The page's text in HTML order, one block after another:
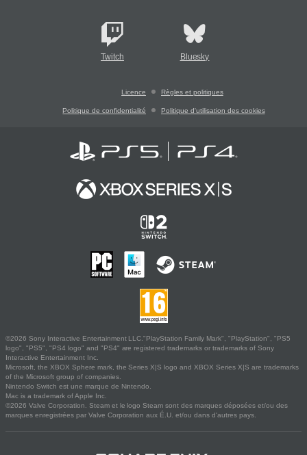
Twitch Bluesky
Licence Règles et politiques
Politique de confidentialité Politique d'utilisation des cookies
©2026 Sony Interactive Entertainment LLC."PlayStation Family Mark", "PlayStation", "PS5
logo", "PS5", "PS4 logo" and "PS4" are registered trademarks or trademarks of Sony
Interactive Entertainment Inc.
Microsoft, the XBOX Sphere mark, the Series X|S logo and XBOX Series X|S are trademarks
of the Microsoft group of companies.
Nintendo Switch est une marque de Nintendo.
Mac is a trademark of Apple Inc.
©2026 Valve Corporation. Steam et le logo Steam sont des marques déposées et/ou des
marques enregistrées par Valve Corporation aux É.U. et/ou dans d'autres pays.